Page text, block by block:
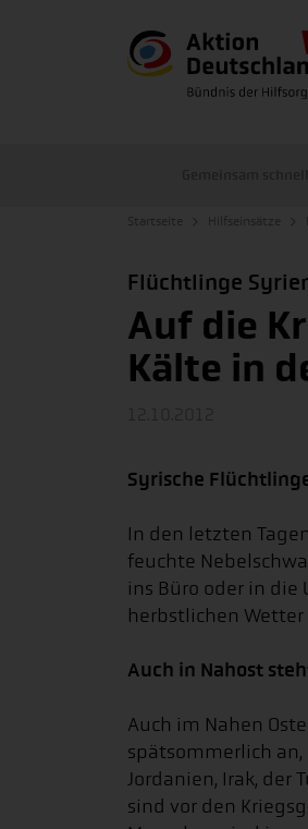
Flüchtlinge
Auf die
Kälte in
Syrische
In den letzten
feuchte
ins Büro oder in die
herbstlichen
Auch in Nahost
Auch im Nahen
spätsommerlich
Jordanien, Irak, der
sind vor den